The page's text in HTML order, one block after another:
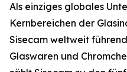
Als einziges globales
Kernbereichen der
Sisecam weltweit
Glaswaren und